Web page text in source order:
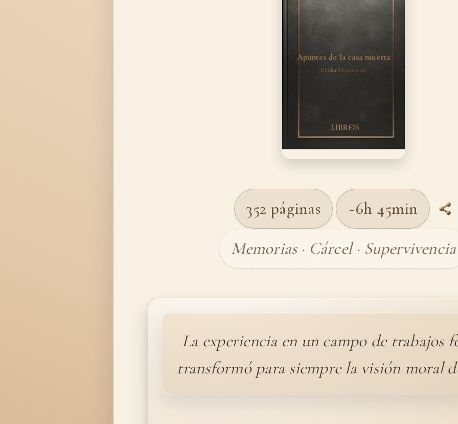
Apuntes de la casa muerta
Fiódor Dostoievski
352 páginas
~6h 45min
Memorias · Cárcel · Supervivencia
La experiencia en un campo de trabajos
transformó para siempre la visión moral